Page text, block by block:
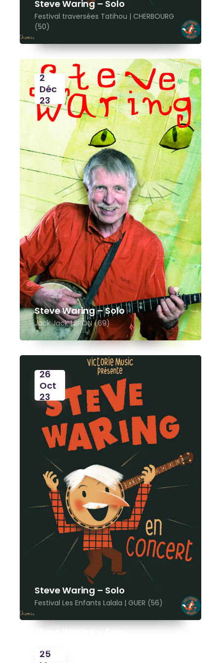
Steve Waring – Solo
Festival traversées Tatihou | CHERBOURG
(50)
2
Déc
23
Steve Waring – Solo
Jack Jack | BRON (69)
26
Oct
23
Steve Waring – Solo
Festival Les Enfants Lalala | GUER (56)
25
Médiathèque Municipale | Villefranche-Sur-
Saône